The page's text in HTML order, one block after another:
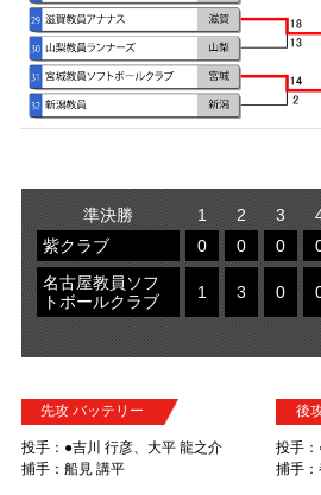
準決勝 1 2 3
紫クラブ
0 0 0
名古屋教員ソフ
トボールクラブ
1 3 0
先攻 バッテリー
投手：●吉川 行彦、大平 龍之介
捕手：船見 講平
後
投手
捕手